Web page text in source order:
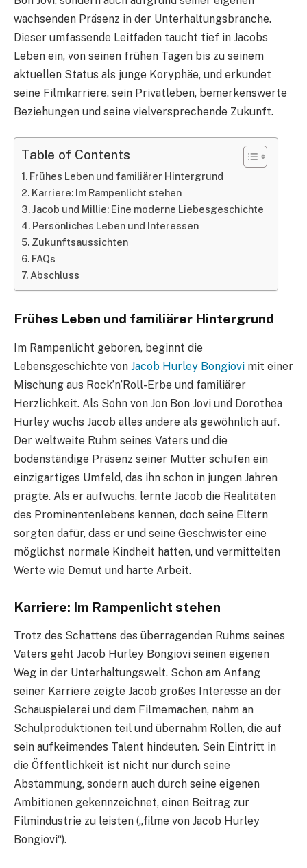
wachsenden Präsenz in der Unterhaltungsbranche.
Dieser umfassende Leitfaden taucht tief in Jacobs
Leben ein, von seinen frühen Tagen bis zu seinem
aktuellen Status als junge Koryphäe, und erkundet
seine Filmkarriere, sein Privatleben, bemerkenswerte
Beziehungen und seine vielversprechende Zukunft.
Table of Contents
Frühes Leben und familiärer Hintergrund
Karriere: Im Rampenlicht stehen
Jacob und Millie: Eine moderne Liebesgeschichte
Persönliches Leben und Interessen
Zukunftsaussichten
FAQs
Abschluss
Frühes Leben und familiärer Hintergrund
Im Rampenlicht geboren, beginnt die
Lebensgeschichte von Jacob Hurley Bongiovi mit einer
Mischung aus Rock’n’Roll-Erbe und familiärer
Herzlichkeit. Als Sohn von Jon Bon Jovi und Dorothea
Hurley wuchs Jacob alles andere als gewöhnlich auf.
Der weltweite Ruhm seines Vaters und die
bodenständige Präsenz seiner Mutter schufen ein
einzigartiges Umfeld, das ihn schon in jungen Jahren
prägte. Als er aufwuchs, lernte Jacob die Realitäten
des Prominentenlebens kennen, doch seine Eltern
sorgten dafür, dass er und seine Geschwister eine
möglichst normale Kindheit hatten, und vermittelten
Werte wie Demut und harte Arbeit.
Karriere: Im Rampenlicht stehen
Trotz des Schattens des überragenden Ruhms seines
Vaters geht Jacob Hurley Bongiovi seinen eigenen
Weg in der Unterhaltungswelt. Schon am Anfang
seiner Karriere zeigte Jacob großes Interesse an der
Schauspielerei und dem Filmemachen, nahm an
Schulproduktionen teil und übernahm Rollen, die auf
sein aufkeimendes Talent hindeuten. Sein Eintritt in
die Öffentlichkeit ist nicht nur durch seine
Abstammung, sondern auch durch seine eigenen
Ambitionen gekennzeichnet, einen Beitrag zur
Filmindustrie zu leisten („filme von Jacob Hurley
Bongiovi“).